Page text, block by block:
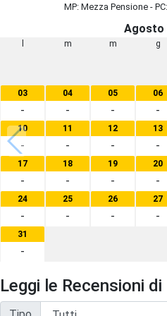
MP: Mezza Pensione -
Agosto
m m g
03
-
04
-
05
-
06
-
10
-
11
-
12
-
13
-
17
-
18
-
19
-
20
-
24
-
25
-
26
-
27
-
31
-
Leggi le Recensioni di